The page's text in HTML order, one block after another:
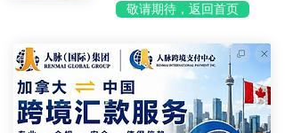
敬请期待，返回首页